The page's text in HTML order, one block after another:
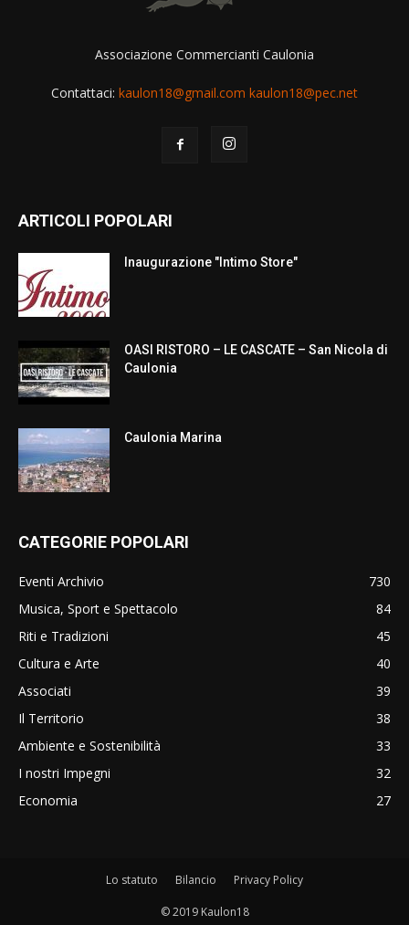
Associazione Commercianti Caulonia
Contattaci: kaulon18@gmail.com kaulon18@pec.net
ARTICOLI POPOLARI
Inaugurazione "Intimo Store"
OASI RISTORO – LE CASCATE – San Nicola di
Caulonia
Caulonia Marina
CATEGORIE POPOLARI
Eventi Archivio
730
Musica, Sport e Spettacolo
84
Riti e Tradizioni
45
Cultura e Arte
40
Associati
39
Il Territorio
38
Ambiente e Sostenibilità
33
I nostri Impegni
32
Economia
27
Lo statuto Bilancio Privacy Policy
© 2019 Kaulon18